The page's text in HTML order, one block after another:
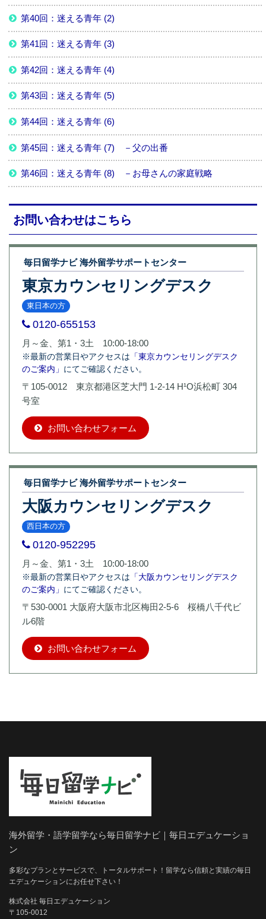
第40回：迷える青年 (2)
第41回：迷える青年 (3)
第42回：迷える青年 (4)
第43回：迷える青年 (5)
第44回：迷える青年 (6)
第45回：迷える青年 (7) －父の出番
第46回：迷える青年 (8) －お母さんの家庭戦略
お問い合わせはこちら
毎日留学ナビ 海外留学サポートセンター
東京カウンセリングデスク
東日本の方
0120-655153
月～金、第1・3土 10:00-18:00
※最新の営業日やアクセスは 「東京カウンセリングデスク
のご案内」 にてご確認ください。
〒105-0012 東京都港区芝大門 1-2-14 H¹O浜松町 304
号室
お問い合わせフォーム
毎日留学ナビ 海外留学サポートセンター
大阪カウンセリングデスク
西日本の方
0120-952295
月～金、第1・3土 10:00-18:00
※最新の営業日やアクセスは 「大阪カウンセリングデスク
のご案内」 にてご確認ください。
〒530-0001 大阪府大阪市北区梅田2-5-6 桜橋八千代ビ
ル6階
お問い合わせフォーム
海外留学・語学留学なら毎日留学ナビ｜毎日エデュケーショ
ン
多彩なプランとサービスで、トータルサポート！留学なら信頼と実績の毎日
エデュケーションにお任せ下さい！
株式会社 毎日エデュケーション
〒105-0012